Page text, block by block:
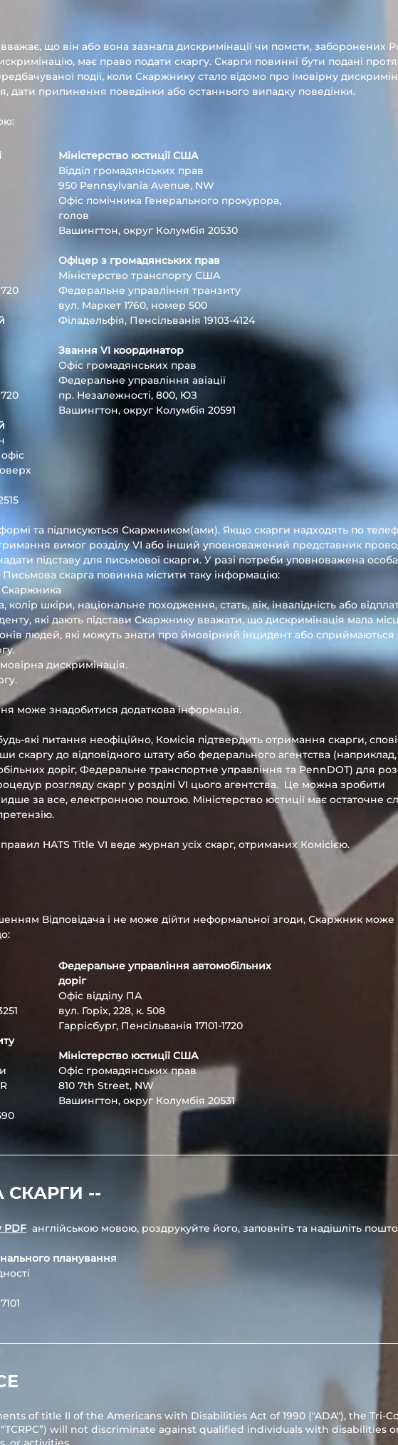
що він або вона зазнала дискримінації чи помсти, заборонених
має право подати скаргу. Скарги повинні бути подані
події, коли Скаржнику стало відомо про імовірну
дати припинення поведінки або останнього випадку поведінки.
Міністерство юстиції США
Відділ громадянських прав
950 Pennsylvania Avenue, NW
Офіс помічника Генерального прокурора,
голов
Вашингтон, округ Колумбія 20530
Офіцер з громадянських прав
Міністерство транспорту США
Федеральне управління транзиту
вул. Маркет 1760, номер 500
Філадельфія, Пенсільванія 19103-4124
Звання VI координатор
Офіс громадянських прав
Федеральне управління авіації
пр. Незалежності, 800, ЮЗ
Вашингтон, округ Колумбія 20591
та підписуються Скаржником(ами). Якщо скарги надходять по
вимог розділу VI або інший уповноважений представник
підставу для письмової скарги. У разі потреби уповноважена
скарга повинна містити таку інформацію:
Скаржника
шкіри, національне походження, стать, вік, інвалідність або
які дають підстави Скаржнику вважати, що дискримінація мала
людей, які можуть знати про ймовірний інцидент або сприймаються
дискримінація.
може знадобитися додаткова інформація.
які питання неофіційно, Комісія підтвердить отримання скарги,
скаргу до відповідного штату або федерального агентства (наприклад,
доріг, Федеральне транспортне управління та PennDOT) для
розгляду скарг у розділі VI цього агентства. Це можна зробити
за все, електронною поштою. Міністерство юстиції має остаточне
HATS Title VI веде журнал усіх скарг, отриманих Комісією.
Відповідача і не може дійти неформальної згоди, Скаржник може
Федеральне управління автомобільних
доріг
Офіс відділу ПА
вул. Горіх, 228, к. 508
Гаррісбург, Пенсільванія 17101-1720
Міністерство юстиції США
Офіс громадянських прав
810 7th Street, NW
Вашингтон, округ Колумбія 20531
СКАРГИ --
PDF англійською мовою, роздрукуйте його, заповніть та надішліть
планування
of title II of the Americans with Disabilities Act of 1990 ("ADA"), the Tri-
will not discriminate against qualified individuals with disabilities